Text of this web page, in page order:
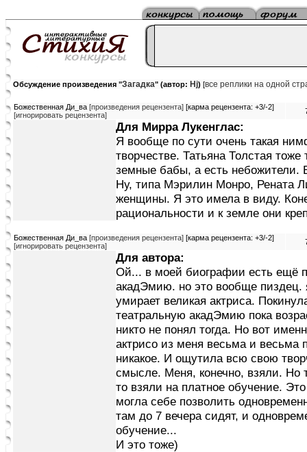
Обсуждение произведения "Загадка" (автор: Hj) [все реплики на одной
Божественная Ди_ва [произведения рецензента] [карма рецензента: +3/-2]
[игнорировать рецензента]
Для Мирра Лукенглас:
Я вообще по сути очень такая
творчестве. Татьяна Толстая тоже
земные бабы, а есть небожители.
Ну, типа Мэрилин Монро, Рената
женщины. Я это имела в виду.
рациональности и к земле они
Божественная Ди_ва [произведения рецензента] [карма рецензента: +3/-2]
[игнорировать рецензента]
Для автора:
Ой... в моей биографии есть ещё
акадЭмию. но это вообще пиздец.
умирает великая актриса.
театральную акадЭмию пока
никто не понял тогда. Но вот
актрисо из меня весьма и весьма
никакое. И ощутила всю свою
смысле. Меня, конечно, взяли. Но
то взяли на платное обучение.
могла себе позволить
там до 7 вечера сидят, и
обучение...
И это тоже)